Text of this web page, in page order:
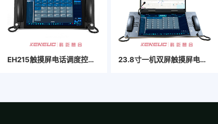
EH215触摸屏电话调度控制台 23.8寸一机双屏触摸屏电话调度控制台